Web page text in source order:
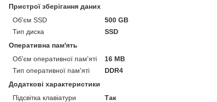
Пристрої зберігання даних
Об'єм SSD
500 GB
Тип диска
SSD
Оперативна пам'ять
Об'єм оперативної пам'яті
16 MB
Тип оперативної пам'яті
DDR4
Додаткові характеристики
Підсвітка клавіатури
Так